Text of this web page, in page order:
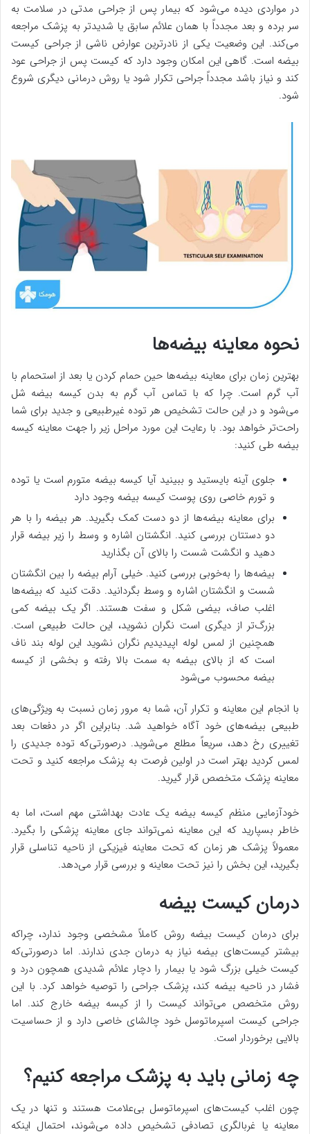
در مواردی دیده می‌شود که بیمار پس از جراحی مدتی در سلامت به
سر برده و بعد مجدداً با همان علائم سابق یا شدیدتر به پزشک مراجعه
می‌کند. این وضعیت یکی از نادرترین عوارض ناشی از جراحی کیست
بیضه است. گاهی این امکان وجود دارد که کیست پس از جراحی عود
کند و نیاز باشد مجدداً جراحی تکرار شود یا روش درمانی دیگری شروع
شود.
نحوه معاینه بیضه‌ها
بهترین زمان برای معاینه‌ بیضه‌ها حین حمام کردن یا بعد از استحمام با
آب گرم است. چرا که با تماس آب گرم به بدن کیسه بیضه شل
می‌شود و در این حالت تشخیص هر توده غیرطبیعی و جدید برای شما
راحت‌تر خواهد بود. با رعایت این مورد مراحل زیر را جهت معاینه کیسه
بیضه طی کنید:
جلوی آینه بایستید و ببینید آیا کیسه بیضه متورم است یا توده
و تورم خاصی روی پوست کیسه بیضه وجود دارد
برای معاینه بیضه‌ها از دو دست کمک بگیرید. هر بیضه را با هر
دو دستتان بررسی کنید. انگشتان اشاره و وسط را زیر بیضه قرار
دهید و انگشت شست را بالای آن بگذارید
بیضه‌ها را به‌خوبی بررسی کنید. خیلی آرام بیضه را بین انگشتان
شست و انگشتان اشاره و وسط بگردانید. دقت کنید که بیضه‌ها
اغلب صاف، بیضی شکل و سفت هستند. اگر یک بیضه کمی
بزرگ‌تر از دیگری است نگران نشوید، این حالت طبیعی است.
همچنین از لمس لوله اپیدیدیم نگران نشوید این لوله بند ناف
است که از بالای بیضه به سمت بالا رفته و بخشی از کیسه
بیضه محسوب می‌شود
با انجام این معاینه و تکرار آن، شما به مرور زمان نسبت به ویژگی‌های
طبیعی بیضه‌های خود آگاه خواهید شد. بنابراین اگر در دفعات بعد
تغییری رخ دهد، سریعاً مطلع می‌شوید. درصورتی‌که توده جدیدی را
لمس کردید بهتر است در اولین فرصت به پزشک مراجعه کنید و تحت
معاینه پزشک متخصص قرار گیرید.
خودآزمایی منظم کیسه بیضه یک عادت بهداشتی مهم است، اما به
خاطر بسپارید که این معاینه نمی‌تواند جای معاینه پزشکی را بگیرد.
معمولاً پزشک هر زمان که تحت معاینه فیزیکی از ناحیه تناسلی قرار
بگیرید، این بخش را نیز تحت معاینه و بررسی قرار می‌دهد.
درمان کیست بیضه
برای درمان کیست بیضه روش کاملاً مشخصی وجود ندارد، چراکه
بیشتر کیست‌های بیضه نیاز به درمان جدی ندارند. اما درصورتی‌که
کیست خیلی بزرگ شود یا بیمار را دچار علائم شدیدی همچون درد و
فشار در ناحیه بیضه کند، پزشک جراحی را توصیه خواهد کرد. با این
روش متخصص می‌تواند کیست را از کیسه بیضه خارج کند. اما
جراحی کیست اسپرماتوسل خود چالشای خاصی دارد و از حساسیت
بالایی برخوردار است.
چه زمانی باید به پزشک مراجعه کنیم؟
چون اغلب کیست‌های اسپرماتوسل بی‌علامت هستند و تنها در یک
معاینه یا غربالگری تصادفی تشخیص داده می‌شوند، احتمال اینکه